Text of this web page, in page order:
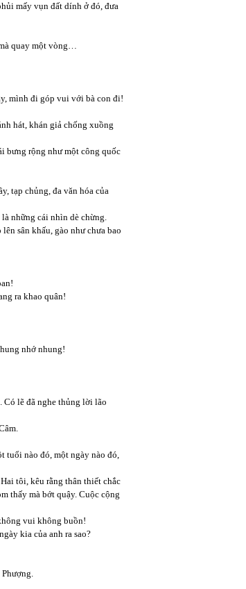
mấy vụn đất dính ở đó, đưa
quay một vòng…
mình đi góp vui với bà con đi!
hát, khán giả chống xuồng
bưng rộng như một công quốc
tạp chủng, đa văn hóa của
những cái nhìn dè chừng.
sân khấu, gào như chưa bao
ra khao quân!
nhớ nhung!
Có lẽ đã nghe thủng lời lão
tuổi nào đó, một ngày nào đó,
tôi, kêu rằng thân thiết chắc
thấy mà bớt quậy. Cuộc cộng
vui không buồn!
kia của anh ra sao?